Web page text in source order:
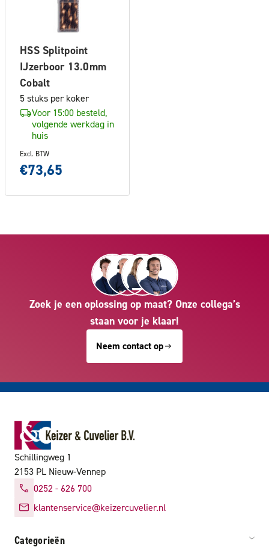
HSS Splitpoint
IJzerboor 13.0mm
Cobalt
5 stuks per koker
Voor 15:00 besteld,
volgende werkdag in
huis
Excl. BTW
€73,65
Zoek je een oplossing op maat? Onze collega’s
staan voor je klaar!
Neem contact op
Schillingweg 1
2153 PL Nieuw-Vennep
0252 - 626 700
klantenservice@keizercuvelier.nl
Categorieën